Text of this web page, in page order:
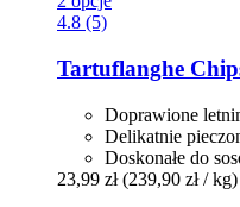
4.8 (5)
Tartuflanghe
Doprawione
Delikatnie
Doskonałe do
23,99 zł (239,90 zł / kg)